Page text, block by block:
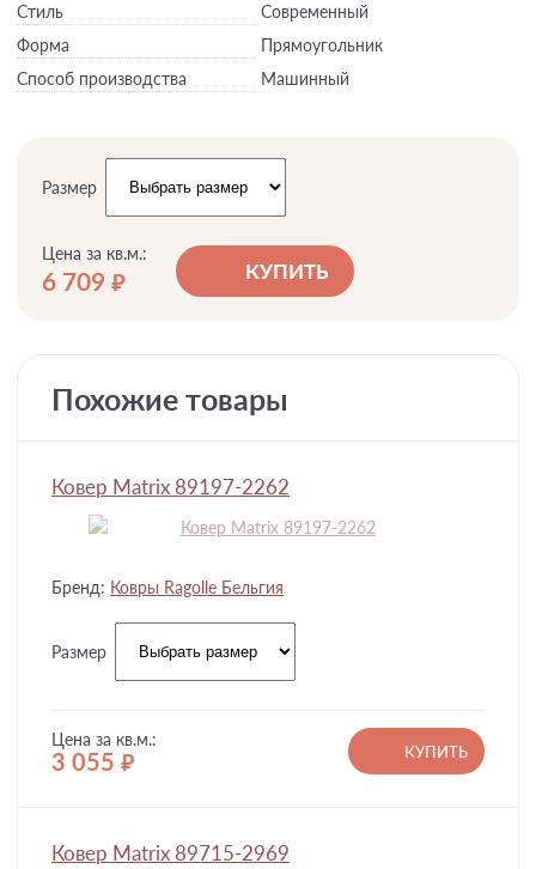
Стиль
Современный
Форма
Прямоугольник
Способ производства
Машинный
Размер
Цена за кв.м.:
6 709 руб. КУПИТЬ
Похожие товары
Ковер Matrix 89197-2262
Бренд: Ковры Ragolle Бельгия
Размер
Цена за кв.м.:
3 055 руб.
КУПИТЬ
Ковер Matrix 89715-2969